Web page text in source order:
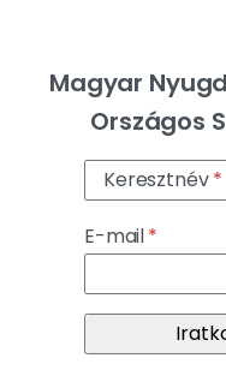
Magyar
Országos
Keresztnév
E-mail